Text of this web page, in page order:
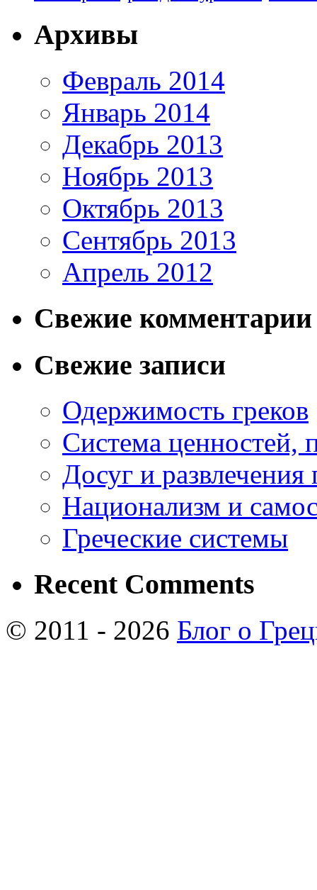
Архивы
Февраль 2014
Январь 2014
Декабрь 2013
Ноябрь 2013
Октябрь 2013
Сентябрь 2013
Апрель 2012
Свежие комментарии
Свежие записи
Одержимость греков
Система ценностей,
Досуг и развлечения
Национализм и
Греческие системы
Recent Comments
© 2011 - 2026 Блог о